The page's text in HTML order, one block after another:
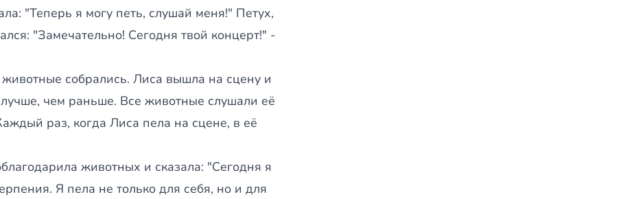
"Теперь я могу петь, слушай меня!" Петух,
"Замечательно! Сегодня твой концерт!" -
собрались. Лиса вышла на сцену и
лучше, чем раньше. Все животные слушали её
раз, когда Лиса пела на сцене, в её
животных и сказала: "Сегодня я
Я пела не только для себя, но и для